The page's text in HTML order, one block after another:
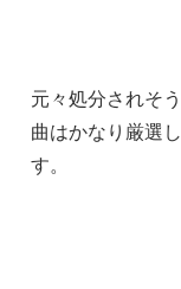
元々処分されそ
曲はかなり厳選
す。